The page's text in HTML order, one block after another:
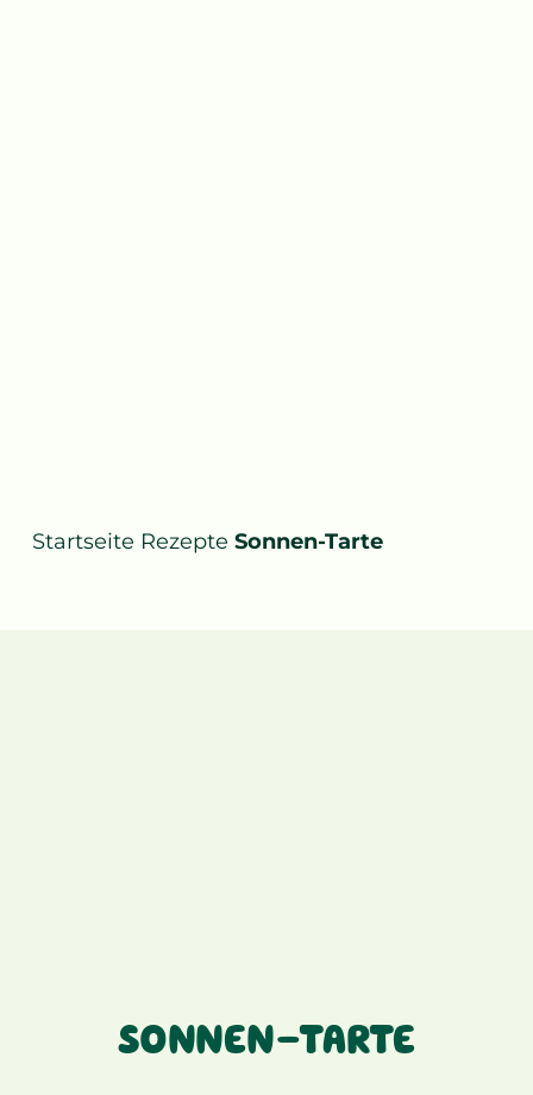
Startseite Rezepte Sonnen-Tarte
SONNEN-TARTE